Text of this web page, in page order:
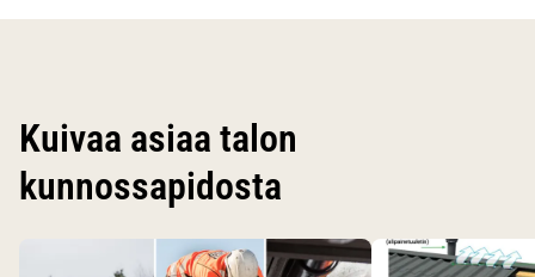
Kuivaa asiaa talon
kunnossapidosta
Käytä nuolinäppäimiä siirtyäksesi karusellin diojen välillä.